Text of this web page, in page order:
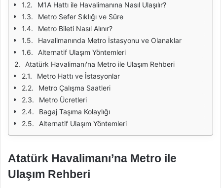
M1A Hattı ile Havalimanına Nasıl Ulaşılır?
Metro Sefer Sıklığı ve Süre
Metro Bileti Nasıl Alınır?
Havalimanında Metro İstasyonu ve Olanaklar
Alternatif Ulaşım Yöntemleri
Atatürk Havalimanı'na Metro ile Ulaşım Rehberi
Metro Hattı ve İstasyonlar
Metro Çalışma Saatleri
Metro Ücretleri
Bagaj Taşıma Kolaylığı
Alternatif Ulaşım Yöntemleri
Atatürk Havalimanı’na Metro ile
Ulaşım Rehberi